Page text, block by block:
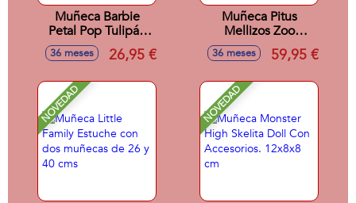
Muñeca Barbie
Petal Pop Tulipán
Rosa
36 meses 26,95 €
Muñeca Pitus
Mellizos Zoo
Estuche 40 cm
36 meses 59,95 €
NOVEDAD NOVEDAD